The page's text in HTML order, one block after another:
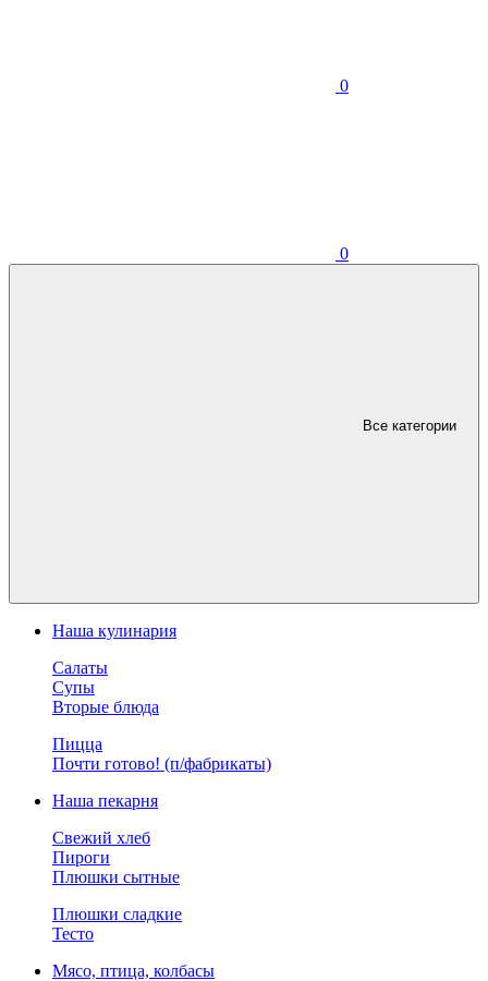
0
0
Все категории
Наша кулинария
Салаты
Супы
Вторые блюда
Пицца
Почти готово! (п/фабрикаты)
Наша пекарня
Свежий хлеб
Пироги
Плюшки сытные
Плюшки сладкие
Тесто
Мясо, птица, колбасы